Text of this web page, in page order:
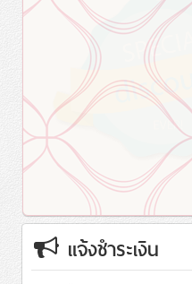
ข้อความสไลด์ 2
อ่านต่อ
แจ้งชำระเงิน